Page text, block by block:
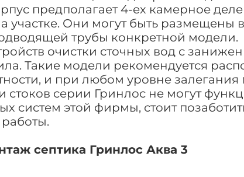
предполагает 4-ех камерное
участке. Они могут быть
трубы конкретной модели.
очистки сточных вод с
Такие модели рекомендуется
и при любом уровне залегания
стоков серии Гринлос не могут
систем этой фирмы, стоит
септика Гринлос Аква 3